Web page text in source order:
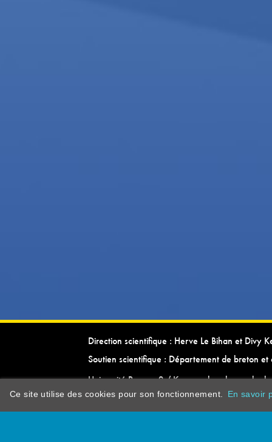
Direction scientifique : Herve Le Bihan et Divy
Soutien scientifique : Département de breton et
Université Rennes 2 / Kevrenn brezhoneg ha
Ce site utilise des cookies pour son fonctionnement. En savoir